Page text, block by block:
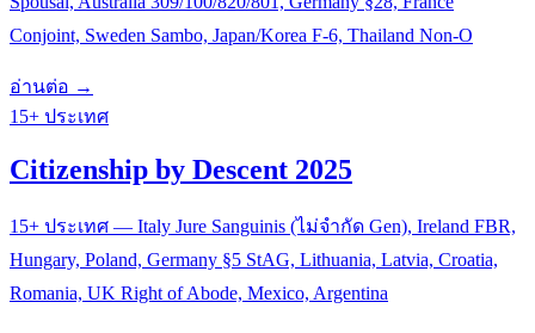
Conjoint, Sweden Sambo, Japan/Korea F-6, Thailand Non-O
อ่านต่อ →
15+ ประเทศ
Citizenship by Descent 2025
15+ ประเทศ — Italy Jure Sanguinis (ไม่จำกัด Gen), Ireland FBR,
Hungary, Poland, Germany §5 StAG, Lithuania, Latvia, Croatia,
Romania, UK Right of Abode, Mexico, Argentina